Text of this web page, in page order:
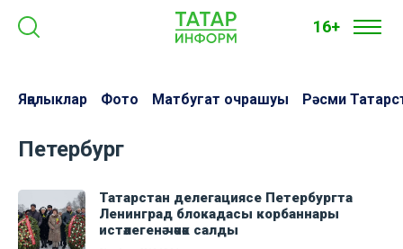
16+
Яңалыклар Фото Матбугат очрашуы Рәсми
Петербург
Татарстан делегациясе Петербургта
Ленинград блокадасы корбаннары
истәлегенә чәчәк салды